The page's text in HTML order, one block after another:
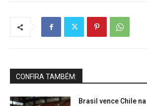
CONFIRA TAMBÉM:
Brasil vence Chile